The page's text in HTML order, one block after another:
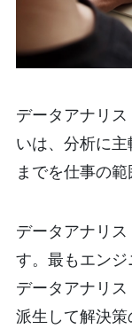
データアナリ
いは、分析に
までを仕事の
データアナリ
す。最もエン
データアナリ
派生して解決